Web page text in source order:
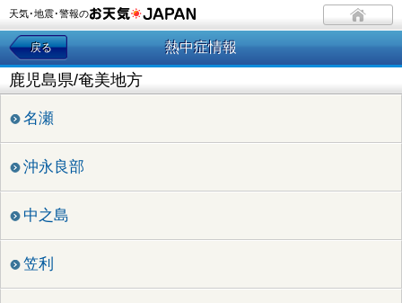
天気･地震･警報の
戻る 熱中症情報
鹿児島県/奄美地方
名瀬
沖永良部
中之島
笠利